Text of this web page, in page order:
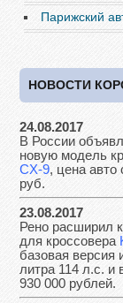
Ferrari
Great Wall
Geely
Hyundai
Парижский
НОВОСТИ
24.08.2017
В России
новую модель
CX-9, цена авто
руб.
23.08.2017
Рено расширил
для кроссовера
базовая версия
литра 114 л.с. и
930 000 рублей.